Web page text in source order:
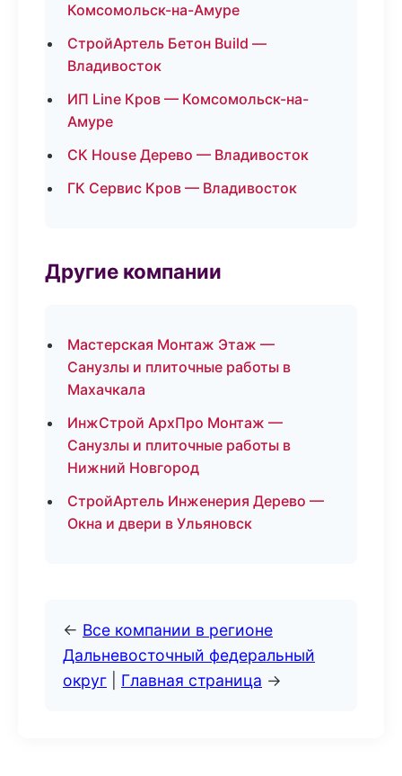
Комсомольск-на-Амуре
СтройАртель Бетон Build —
Владивосток
ИП Line Кров — Комсомольск-на-
Амуре
СК House Дерево — Владивосток
ГК Сервис Кров — Владивосток
Другие компании
Мастерская Монтаж Этаж —
Санузлы и плиточные работы в
Махачкала
ИнжСтрой АрхПро Монтаж —
Санузлы и плиточные работы в
Нижний Новгород
СтройАртель Инженерия Дерево —
Окна и двери в Ульяновск
← Все компании в регионе
Дальневосточный федеральный
округ
Главная страница →